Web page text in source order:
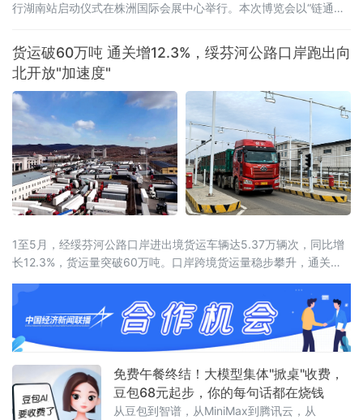
行湖南站启动仪式在株洲国际会展中心举行。本次博览会以“链通内
万平方米，设置四大主题馆、十大特色展区，吸引近600家企业参
展，来自15个国家和地区及国内20余个省市的近2000名客商参会。
喀麦隆驻华大使、驻华使团团长马丁·姆巴纳，商务部外贸发展事务
局副局
货运破60万吨 通关增12.3%，绥芬河公路口岸跑出向
北开放"加速度"
1至5月，经绥芬河公路口岸进出境货运车辆达5.37万辆次，同比增
长12.3%，货运量突破60万吨。口岸跨境货运量稳步攀升，通关车
免费午餐终结！大模型集体"掀桌"收费，
豆包68元起步，你的每句话都在烧钱
从豆包到智谱，从MiniMax到腾讯云，从